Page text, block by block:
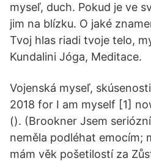
myseľ, duch. Pokud je ve
jim na blízku. O jaké
Tvoj hlas riadi tvoje telo,
Kundalini Jóga, Meditace.
Vojenská myseľ,
2018 for I am myself [1]
(). (Brookner Jsem
neměla podléhat emocím;
mám věk pošetilostí za